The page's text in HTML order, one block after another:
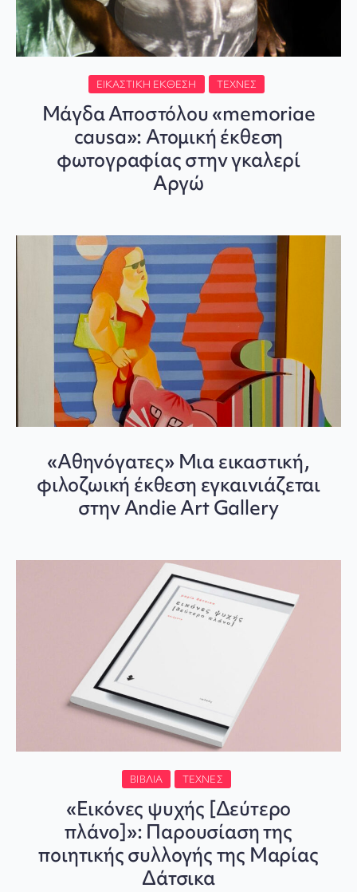
ΕΙΚΑΣΤΙΚΉ ΈΚΘΕΣΗ ΤΈΧΝΕΣ
Μάγδα Αποστόλου «memoriae
causa»: Ατομική έκθεση
φωτογραφίας στην γκαλερί
Αργώ
«Αθηνόγατες» Μια εικαστική,
φιλοζωική έκθεση εγκαινιάζεται
στην Andie Art Gallery
ΒΙΒΛΊΑ ΤΈΧΝΕΣ
«Εικόνες ψυχής [Δεύτερο
πλάνο]»: Παρουσίαση της
ποιητικής συλλογής της Μαρίας
Δάτσικα